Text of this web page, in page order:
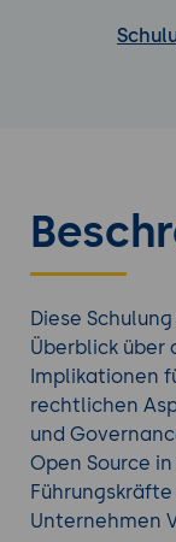
Diese
Überblick über
Implikationen
rechtlichen
und
Open Source
Unternehmen